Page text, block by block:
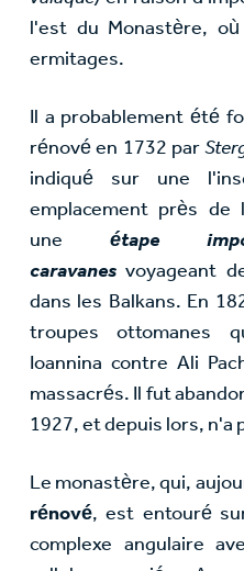
l'est du Monastère,
ermitages.
Il a probablement été
rénové en 1732 par
indiqué sur une
emplacement près
une étape
caravanes voyageant
dans les Balkans. En
troupes ottomanes
Ioannina contre Ali
massacrés. Il fut
1927, et depuis lors, n'a
Le monastère, qui,
rénové, est entouré
complexe angulaire